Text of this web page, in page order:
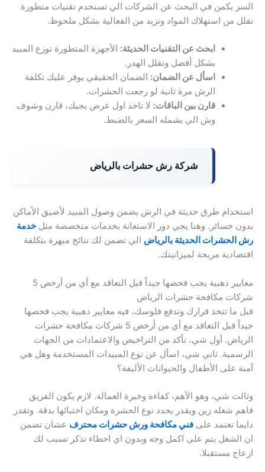
السر يكمن في البحث عن الشركات الي تستخدم تقنيات متطورة
تقلل من استهلاك المواد وتزيد من الفعالية بشكل ملحوظ.
ابحث عن التقنيات الحديثة: الأجهزة المتطورة توزع المبيد
بشكل أفضل وتقلل الهدر.
اسأل عن الضمان: الضمان الحقيقي يوفر عليك تكلفة
الرش مرة ثانية لو رجعت الحشرات.
قارن بين الباقات: لا تاخذ اول عرض يجيك، قارن وشوف
وش الي يشمله السعر بالضبط.
شركة رش حشرات بالرياض
استخدام طرق حديثة في الرش يضمن وصول المبيد لأضيق الأماكن
بدون خسائر. وهنا يجي دور الاستعانة بخدمات متخصصة مثل خدمة
رش الحشرات الحديثة بالرياض الي تضمن لك نتائج مبهرة بتكلفة
اقتصادية مريحة لميزانيتك.
معايير ذهبية يجب فحصها جيداً قبل التعاقد مع أي من أرخص 5
شركات مكافحة حشرات الرياض
قبل ما تتخذ قرارك وتدفع فلوسك، فيه معايير ذهبية يجب فحصها
جيداً قبل التعاقد مع أي من أرخص 5 شركات مكافحة حشرات
الرياض. أول شي، تأكد من التراخيص والاعتمادات من الجهات
الرسمية. ثاني شي، اسأل عن نوع المبيدات المستخدمة وهل هي
آمنة على الأطفال والحيوانات الأليفة؟
وثالث شي، وهو الأهم، كفاءة وخبرة العمالة. لازم يكون الفريق
فاهم شغله زين ويقدر يحدد نوع الحشرة ومكان اختبائها بدقة. وتقدر
دايما تعتمد على فني مكافحة ورش حشرات محترف عشان تضمن
ان الشغل يتم على اكمل وجه وبدون اي اخطاء تذكر تسبب لك
ازعاج مستقبلا.